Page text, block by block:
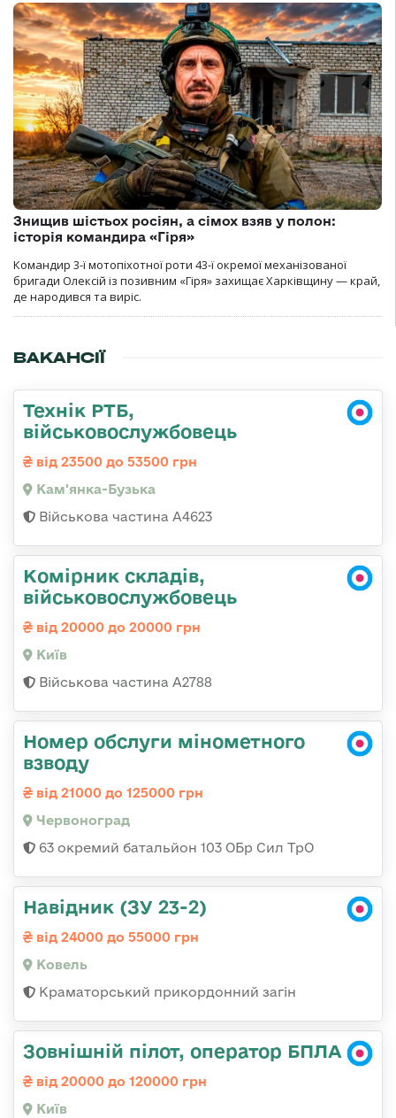
Знищив шістьох росіян, а сімох взяв у полон:
історія командира «Гіря»
Командир 3-ї мотопіхотної роти 43-ї окремої механізованої
бригади Олексій із позивним «Гіря» захищає Харківщину — край,
де народився та виріс.
ВАКАНСІЇ
Технік РТБ,
військовослужбовець
від 23500 до 53500 грн
Кам'янка-Бузька
Військова частина А4623
Комірник складів,
військовослужбовець
від 20000 до 20000 грн
Київ
Військова частина А2788
Номер обслуги мінометного
взводу
від 21000 до 125000 грн
Червоноград
63 окремий батальйон 103 ОБр Сил ТрО
Навідник (ЗУ 23-2)
від 24000 до 55000 грн
Ковель
Краматорський прикордонний загін
Зовнішній пілот, оператор БПЛА
від 20000 до 120000 грн
Київ